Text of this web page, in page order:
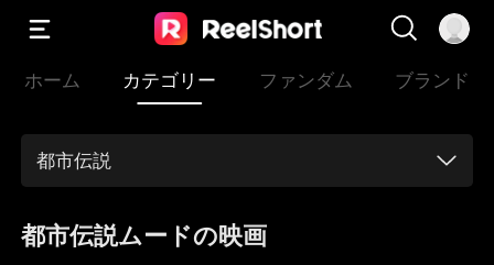
ホーム カテゴリー ファンダム ブランド
都市伝説
都市伝説ムードの映画